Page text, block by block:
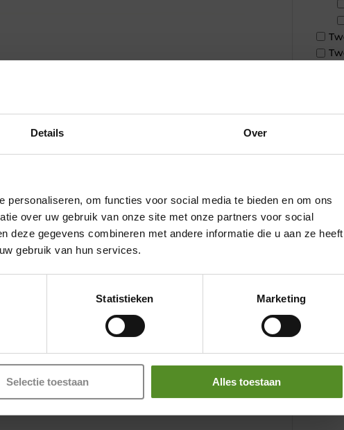
Details Over
personaliseren, om functies voor social media te bieden en om ons
over uw gebruik van onze site met onze partners voor social
deze gegevens combineren met andere informatie die u aan ze heeft
gebruik van hun services.
Statistieken Marketing
Selectie toestaan Alles toestaan
* Breda
12:00 – 17:00
12:00 – 17:00
12:00 – 17:00